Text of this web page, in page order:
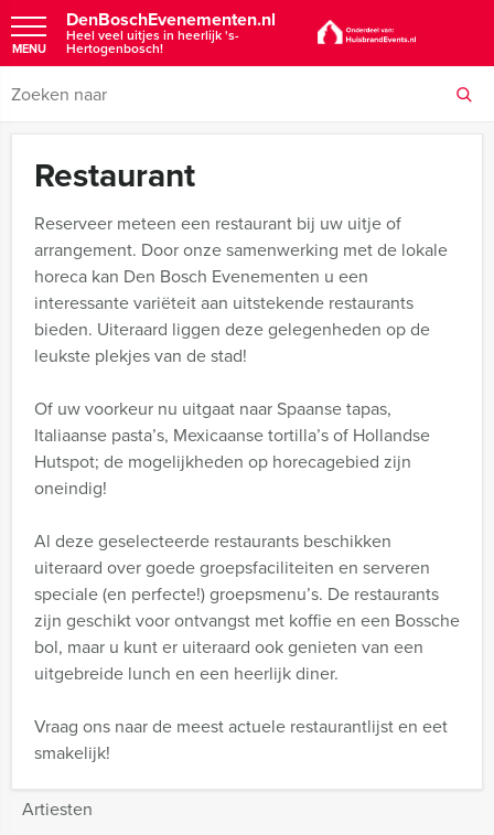
DenBoschEvenementen.nl
Heel veel uitjes in heerlijk 's-
Hertogenbosch!
MENU
Restaurant
Reserveer meteen een restaurant bij uw uitje of
arrangement. Door onze samenwerking met de lokale
horeca kan Den Bosch Evenementen u een
interessante variëteit aan uitstekende restaurants
bieden. Uiteraard liggen deze gelegenheden op de
leukste plekjes van de stad!
Of uw voorkeur nu uitgaat naar Spaanse tapas,
Italiaanse pasta’s, Mexicaanse tortilla’s of Hollandse
Hutspot; de mogelijkheden op horecagebied zijn
oneindig!
Al deze geselecteerde restaurants beschikken
uiteraard over goede groepsfaciliteiten en serveren
speciale (en perfecte!) groepsmenu’s. De restaurants
zijn geschikt voor ontvangst met koffie en een Bossche
bol, maar u kunt er uiteraard ook genieten van een
uitgebreide lunch en een heerlijk diner.
Vraag ons naar de meest actuele restaurantlijst en eet
smakelijk!
Artiesten